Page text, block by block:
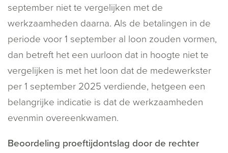
september niet te vergelijken met de
werkzaamheden daarna. Als de betalingen in de
periode voor 1 september al loon zouden vormen,
dan betreft het een uurloon dat in hoogte niet te
vergelijken is met het loon dat de medewerkster
per 1 september 2025 verdiende, hetgeen een
belangrijke indicatie is dat de werkzaamheden
evenmin overeenkwamen.
Beoordeling proeftijdontslag door de rechter